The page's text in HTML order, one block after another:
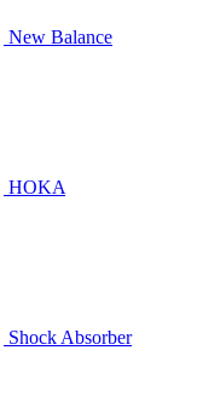
New Balance
HOKA
Shock Absorber